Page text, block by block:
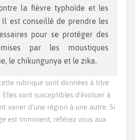
la fièvre typhoïde et les
Il est conseillé de prendre les
pour se protéger des
par les moustiques
le chikungunya et le zika.
rubrique sont données à titre
sont susceptibles d’évoluer à
varier d’une région à une autre. Si
est imminent, référez vous aux